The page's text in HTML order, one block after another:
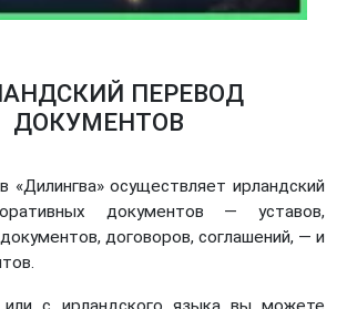
ПЕРЕВОД
ДОКУМЕНТОВ
«Дилингва» осуществляет ирландский
документов — уставов,
договоров, соглашений, — и